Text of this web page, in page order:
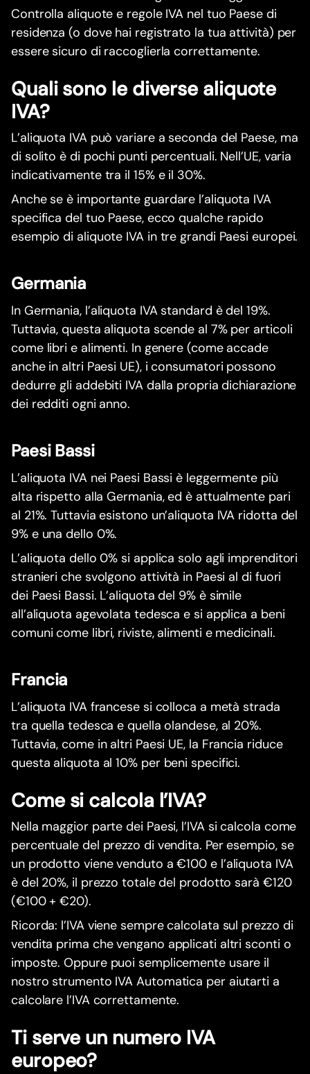
Controlla aliquote e regole IVA nel tuo Paese di
residenza (o dove hai registrato la tua attività) per
essere sicuro di raccoglierla correttamente.
Quali sono le diverse aliquote
IVA?
L’aliquota IVA può variare a seconda del Paese, ma
di solito è di pochi punti percentuali. Nell’UE, varia
indicativamente tra il 15% e il 30%.
Anche se è importante guardare l’aliquota IVA
specifica del tuo Paese, ecco qualche rapido
esempio di aliquote IVA in tre grandi Paesi europei.
Germania
In Germania, l’aliquota IVA standard è del 19%.
Tuttavia, questa aliquota scende al 7% per articoli
come libri e alimenti. In genere (come accade
anche in altri Paesi UE), i consumatori possono
dedurre gli addebiti IVA dalla propria dichiarazione
dei redditi ogni anno.
Paesi Bassi
L’aliquota IVA nei Paesi Bassi è leggermente più
alta rispetto alla Germania, ed è attualmente pari
al 21%. Tuttavia esistono un’aliquota IVA ridotta del
9% e una dello 0%.
L’aliquota dello 0% si applica solo agli imprenditori
stranieri che svolgono attività in Paesi al di fuori
dei Paesi Bassi. L’aliquota del 9% è simile
all’aliquota agevolata tedesca e si applica a beni
comuni come libri, riviste, alimenti e medicinali.
Francia
L’aliquota IVA francese si colloca a metà strada
tra quella tedesca e quella olandese, al 20%.
Tuttavia, come in altri Paesi UE, la Francia riduce
questa aliquota al 10% per beni specifici.
Come si calcola l’IVA?
Nella maggior parte dei Paesi, l’IVA si calcola come
percentuale del prezzo di vendita. Per esempio, se
un prodotto viene venduto a €100 e l’aliquota IVA
è del 20%, il prezzo totale del prodotto sarà €120
(€100 + €20).
Ricorda: l’IVA viene sempre calcolata sul prezzo di
vendita prima che vengano applicati altri sconti o
imposte. Oppure puoi semplicemente usare il
nostro strumento IVA Automatica per aiutarti a
calcolare l’IVA correttamente.
Ti serve un numero IVA
europeo?